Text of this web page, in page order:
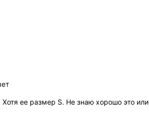
ее размер S. Не знаю хорошо это или